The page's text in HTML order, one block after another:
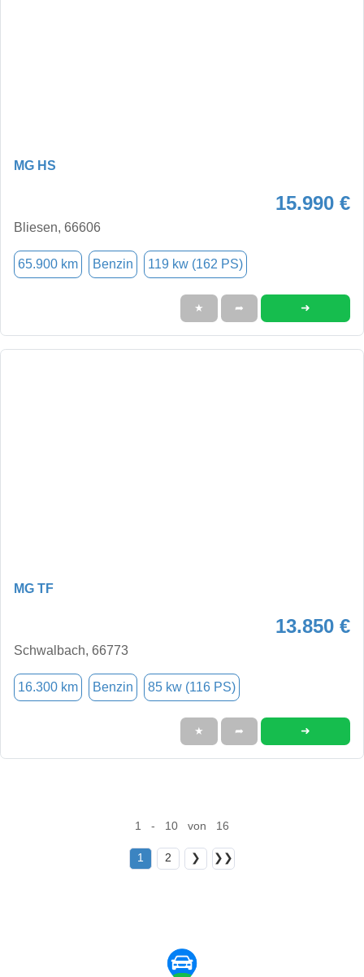
MG HS
15.990 €
Bliesen, 66606
65.900 km Benzin 119 kw (162 PS)
★ ➦ ➜
MG TF
13.850 €
Schwalbach, 66773
16.300 km Benzin 85 kw (116 PS)
★ ➦ ➜
1 - 10 von 16
1 2 ❯ ❯❯